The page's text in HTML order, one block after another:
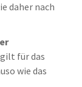
daher nach
gilt für das
wie das